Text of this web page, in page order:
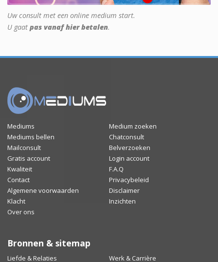
Uw consult met een online medium start.
U gaat pas vanaf hier betalen.
Mediums
Medium zoeken
Mediums bellen
Chatconsult
Mailconsult
Belverzoeken
Gratis account
Login account
Kwaliteit
F.A.Q
Contact
Privacybeleid
Algemene voorwaarden
Disclaimer
Klacht
Inzichten
Over ons
Bronnen & sitemap
Liefde & Relaties Werk & Carrière